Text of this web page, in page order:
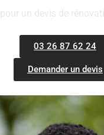
un devis de
03 26 87 62 24
Demander un devis